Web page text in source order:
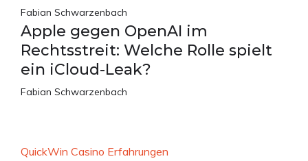
Fabian Schwarzenbach
Apple gegen OpenAI im
Rechtsstreit: Welche Rolle spielt
ein iCloud-Leak?
Fabian Schwarzenbach
QuickWin Casino Erfahrungen